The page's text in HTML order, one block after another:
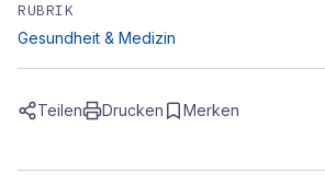
RUBRIK
Gesundheit & Medizin
Teilen Drucken Merken